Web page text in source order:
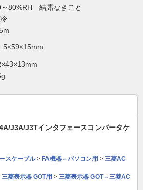
～80%RH 結露なきこと
J3A/J3Tインタフェースコンバータケ
スケーブル> FA機器⇔パソコン用 > 三菱AC
三菱表示器 GOT用 > 三菱表示器 GOT⇔三菱AC